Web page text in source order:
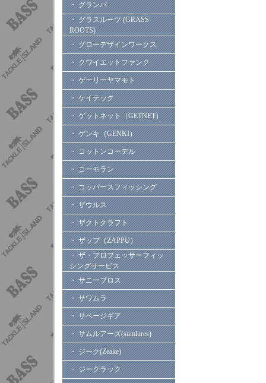
・ グランパ
・ グラスルーツ (GRASS
ROOTS)
・ グローデザインワークス
・ クワイエットファンク
・ ゲーリーヤマモト
・ ケイテック
・ ゲットネット（GETNET）
・ ゲンキ（GENKI）
・ コットンコーデル
・ コーモラン
・ コッパースフィッシング
・ ザウルス
・ ザクトクラフト
・ ザップ（ZAPPU）
・ ザ・プロフェッサーフィッ
シングサービス
・ サニーブロス
・ サワムラ
・ サベージギア
・ サムルアーズ(sumlures)
・ ジーク(Zeake)
・ ジークラック